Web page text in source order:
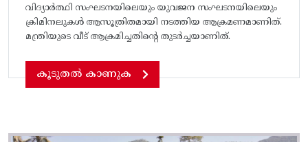
വിദ്യാർത്ഥി സംഘടനയിലെയും യുവജന സംഘടനയിലെയും
ക്രിമിനലുകൾ ആസൂത്രിതമായി നടത്തിയ ആക്രമണമാണിത്.
മന്ത്രിയുടെ വീട് ആക്രമിച്ചതിന്റെ തുടർച്ചയാണിത്.
കൂടുതൽ കാണുക